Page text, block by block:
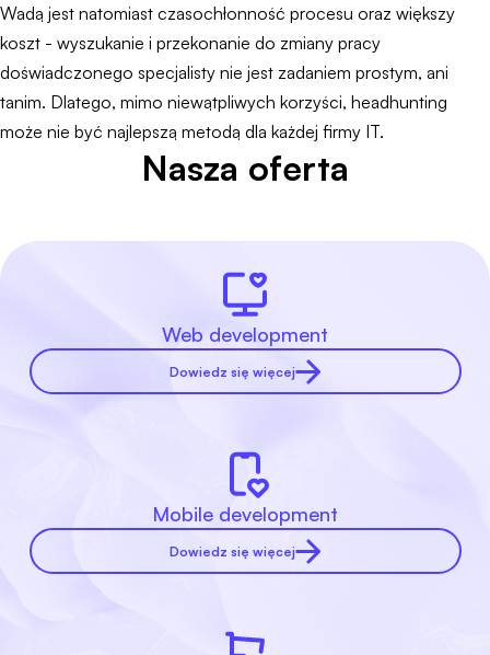
Wadą jest natomiast czasochłonność procesu oraz większy
koszt - wyszukanie i przekonanie do zmiany pracy
doświadczonego specjalisty nie jest zadaniem prostym, ani
tanim. Dlatego, mimo niewątpliwych korzyści, headhunting
może nie być najlepszą metodą dla każdej firmy IT.
Nasza oferta
Web development
Dowiedz się więcej
Mobile development
Dowiedz się więcej